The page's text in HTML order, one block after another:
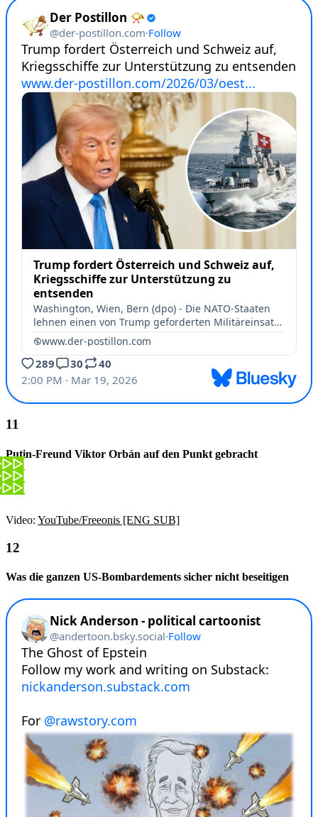
Putin-Freund Viktor Orbán auf den Punkt gebracht
Video: YouTube/Freeonis [ENG SUB]
Was die ganzen US-Bombardements sicher nicht beseitigen